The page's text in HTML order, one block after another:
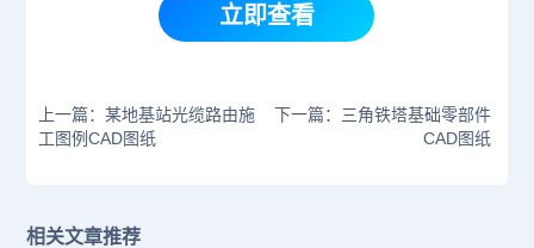
立即查看
上一篇：某地基站光缆路由施
工图例CAD图纸
下一篇：三角铁塔基础零部件
CAD图纸
相关文章推荐